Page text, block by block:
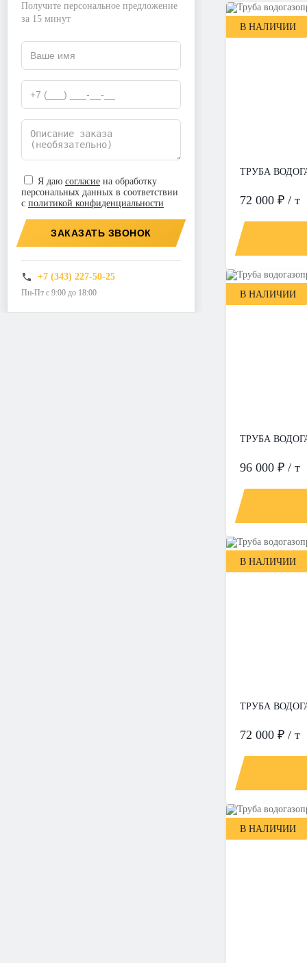
Получите персональное предложение
за 15 минут
Я даю согласие на обработку
персональных данных в соответствии
с политикой конфиденциальности
ЗАКАЗАТЬ ЗВОНОК
+7 (343) 227-50-25
Пн-Пт с 9:00 до 18:00
В НАЛИЧИИ
ТРУБА
72 000 ₽ / т
В НАЛИЧИИ
ТРУБА
96 000 ₽ / т
В НАЛИЧИИ
ТРУБА
72 000 ₽ / т
В НАЛИЧИИ